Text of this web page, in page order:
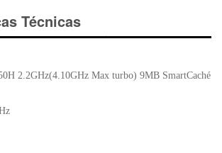
er s
A
p
ri
e
dl
y
Técnicas
2.2GHz(4.10GHz Max turbo) 9MB SmartCaché